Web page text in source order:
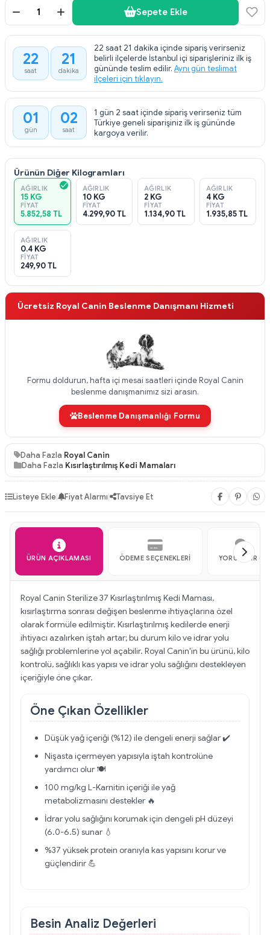
Sepete Ekle
22
saat
21
dakika
22 saat 21 dakika içinde sipariş verirseniz
belirli ilçelerde İstanbul içi siparişleriniz ilk iş
gününde teslim edilir. Aynı gün teslimat
ilçeleri için tıklayın.
01
gün
02
saat
1 gün 2 saat içinde sipariş verirseniz tüm
Türkiye geneli siparişiniz ilk iş gününde
kargoya verilir.
Ürünün Diğer Kilogramları
AĞIRLIK
15 KG
FIYAT
5.852,58 TL
AĞIRLIK
10 KG
FIYAT
4.299,90 TL
AĞIRLIK
2 KG
FIYAT
1.134,90 TL
AĞIRLIK
4 KG
FIYAT
1.935,85 TL
AĞIRLIK
0.4 KG
FIYAT
249,90 TL
Ücretsiz Royal Canin Beslenme Danışmanı Hizmeti
Formu doldurun, hafta içi mesai saatleri içinde Royal Canin
beslenme danışmanımız sizi arasın.
Beslenme Danışmanlığı Formu
Daha Fazla Royal Canin
Daha Fazla Kısırlaştırılmış Kedi Mamaları
Listeye Ekle| Fiyat Alarmı| Tavsiye Et
ÜRÜN AÇIKLAMASI ÖDEME SEÇENEKLERI YORUMLAR (4)
Royal Canin Sterilize 37 Kısırlaştırılmış Kedi Maması,
kısırlaştırma sonrası değişen beslenme ihtiyaçlarına özel
olarak formüle edilmiştir. Kısırlaştırılmış kedilerde enerji
ihtiyacı azalırken iştah artar; bu durum kilo ve idrar yolu
sağlığı problemlerine yol açabilir. Royal Canin'in bu ürünü, kilo
kontrolü, sağlıklı kas yapısı ve idrar yolu sağlığını destekleyen
içeriğiyle öne çıkar.
Öne Çıkan Özellikler
Düşük yağ içeriği (%12) ile dengeli enerji sağlar ✔️
Nişasta içermeyen yapısıyla iştah kontrolüne
yardımcı olur 🍽️
100 mg/kg L-Karnitin içeriği ile yağ
metabolizmasını destekler 🔥
İdrar yolu sağlığını korumak için dengeli pH düzeyi
(6.0-6.5) sunar 💧
%37 yüksek protein oranıyla kas yapısını korur ve
güçlendirir 💪
Besin Analiz Değerleri